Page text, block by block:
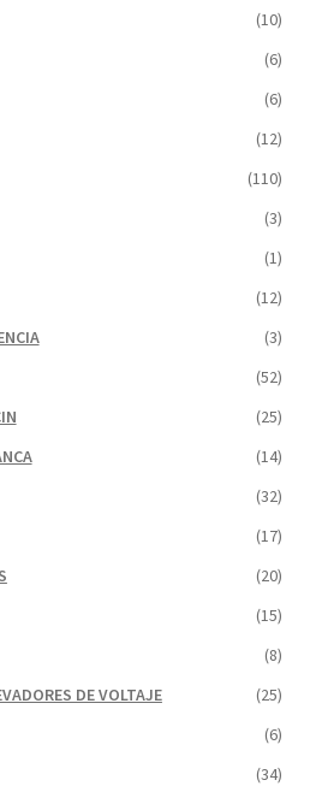
(10)
(6)
(6)
(12)
(110)
(3)
(1)
(12)
(3)
(52)
(25)
(14)
(32)
(17)
(20)
(15)
(8)
DE VOLTAJE
(25)
(6)
(34)